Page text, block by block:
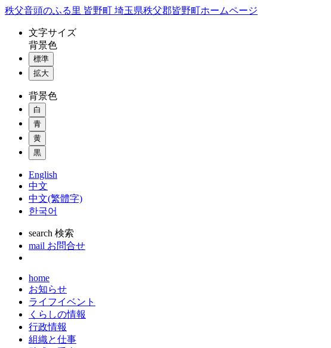
コ
秩父音頭のふる里 皆野町 埼玉県秩父郡皆野町ホームページ
文字サイズ
背景色
標準
拡大
背景色
白
青
黄
黒
English
中文
中文(繁體字)
한국어
search 検索
mail お問合せ
home
お知らせ
ライフイベント
くらしの情報
行政情報
組織と仕事